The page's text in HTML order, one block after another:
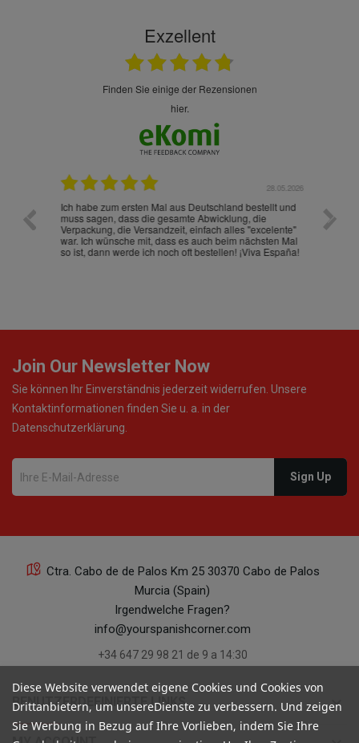
Exzellent
finden Sie einige der Rezensionen
hier.
28.05.2026
Ich habe zum ersten Mal aus Deutschland bestellt und
muss sagen, dass die gesamte Abwicklung, die
Verpackung, die Versandzeit, einfach alles "excelente"
war. Ich wünsche mit, dass es auch beim nächsten Mal
so ist, dann werde ich noch oft bestellen! ¡Viva España!
Die
gut
ist
Join Our Newsletter Now
Sie können Ihr Einverständnis jederzeit widerrufen. Unsere
Kontaktinformationen finden Sie u. a. in der
Datenschutzerklärung.
Ctra. Cabo de de Palos Km 25 30370 Cabo de Palos
Murcia (Spain)
Irgendwelche Fragen?
info@yourspanishcorner.com
+34 647 29 98 21 de 9 a 14:30
BENUTZERDEFINIERTE LINKS keyboard_arrow_down
Diese Website verwendet eigene Cookies und Cookies von
Drittanbietern, um unsereDienste zu verbessern. Und zeigen
Sie Werbung in Bezug auf Ihre Vorlieben, indem Sie Ihre